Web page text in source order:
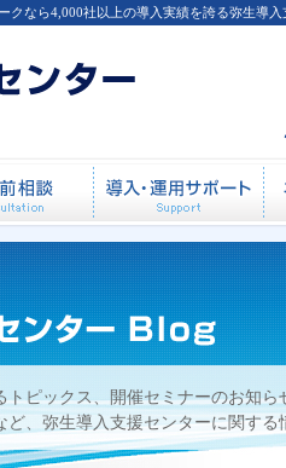
クなら4,000社以上の導入実績を誇る弥生導
トピックス、開催セミナーのお知ら
ど、弥生導入支援センターに関す
導入前相談 導